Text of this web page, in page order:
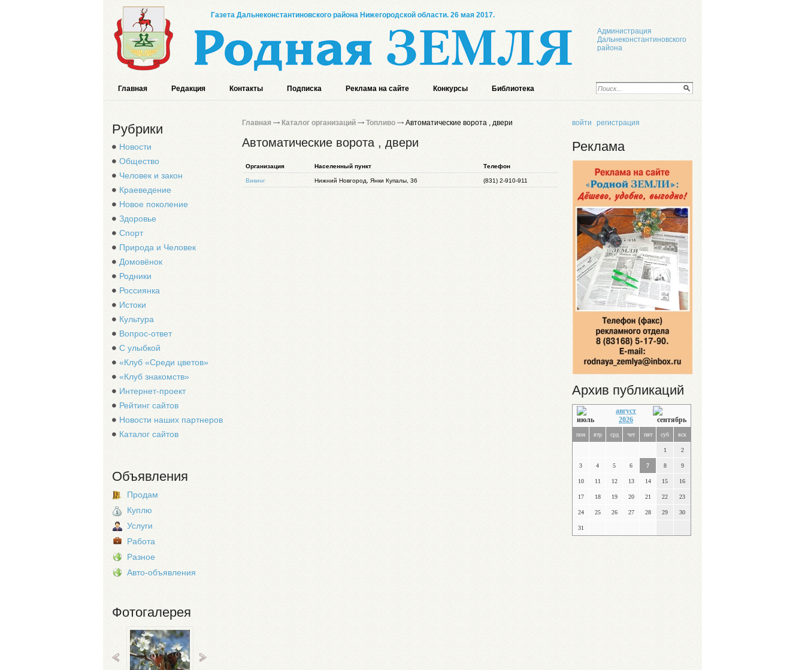
Газета Дальнеконстантиновского района Нижегородской области. 26 мая 2017.
Администрация
Дальнеконстантиновского
района
Главная Редакция Контакты Подписка Реклама на сайте Конкурсы Библиотека
Рубрики
Новости
Общество
Человек и закон
Краеведение
Новое поколение
Здоровье
Спорт
Природа и Человек
Домовёнок
Родники
Россиянка
Истоки
Культура
Вопрос-ответ
С улыбкой
«Клуб «Среди цветов»
«Клуб знакомств»
Интернет-проект
Рейтинг сайтов
Новости наших партнеров
Каталог сайтов
Объявления
Продам
Куплю
Услуги
Работа
Разное
Авто-объявления
Фотогалерея
Главная Каталог организаций Топливо Автоматические ворота , двери
Автоматические ворота , двери
Организация Населенный пункт Телефон
Викинг Нижний Новгород, Янки Купалы, 36 (831) 2-910-911
войти регистрация
Реклама
Архив публикаций
август
2026
пон втр срд чет пят суб вск
1 2
3 4 5 6 7 8 9
10 11 12 13 14 15 16
17 18 19 20 21 22 23
24 25 26 27 28 29 30
31